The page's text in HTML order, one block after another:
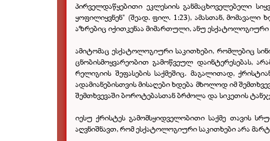
პირველდაწყებითი ეკლესიის განმაცხოველებელი
ყოფილიყვნენ" (შეად. ფილ. 1:23), ამასთან, მომავალი
აზრებიც იქითკენაა მიმართული, ანუ ესქატოლოგიური
ამიტომაც ესქატოლოგიური საკითხები, რომლებიც
ცნობისმოყვარეობით გამოწვეულ დაინტერესებას,
რელიგიის შეფასების საქმეშიც. მაგალითად,
ადამიანებისთვის მისაღები ხდება მხოლოდ იმ
შემთხვევაში ბოროტებასთან ბრძოლა და სიკეთის
იესუ ქრისტეს გამომსყიდველობითი საქმე თავის
აღვნიშნავთ, რომ ესქატოლოგიური საკითხები არა